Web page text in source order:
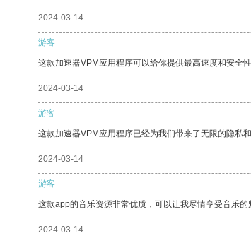
2024-03-14
游客
这款加速器VPM应用程序可以给你提供最高速度和安全
2024-03-14
游客
这款加速器VPM应用程序已经为我们带来了无限的隐私和
2024-03-14
游客
这款app的音乐资源非常优质，可以让我尽情享受音乐的
2024-03-14